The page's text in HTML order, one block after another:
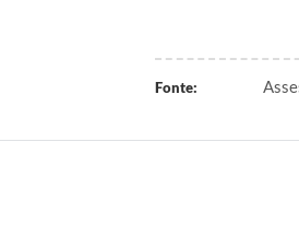
Fonte: